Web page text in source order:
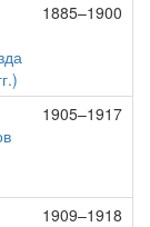
1885–1900
1905–1917
1909–1918